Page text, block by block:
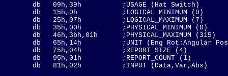
  db   09h,39h          ;USAGE (Hat Switch)
  db   15h,0h           ;LOGICAL_MINIMUM (0)
  db   25h,07h          ;LOGICAL_MAXIMUM (7)
  db   35h,00h          ;PHYSICAL_MINIMUM (0)
  db   46h,3bh,01h      ;PHYSICAL_MAXIMUM (315)
db   65h,14h          ;UNIT (Eng Rot:Angular
  db   75h,04h          ;REPORT_SIZE (4)
  db   95h,01h          ;REPORT_COUNT (1)
  db   81h,02h          ;INPUT (Data,Var,Abs)